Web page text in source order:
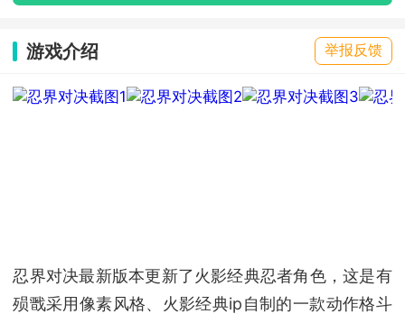
游戏介绍 举报反馈
忍界对决最新版本更新了火影经典忍者角色，这是有
殒戬采用像素风格、火影经典ip自制的一款动作格斗